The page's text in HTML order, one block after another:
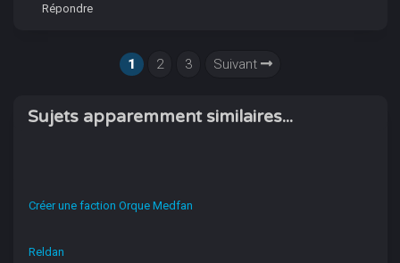
Répondre
1 2 3 Suivant
Sujets apparemment similaires...
Créer une faction Orque Medfan
Reldan